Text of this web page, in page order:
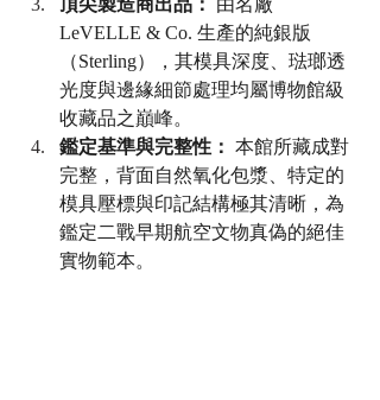
頂尖製造商出品：
由名廠
LeVELLE & Co. 生產的純銀版
（Sterling），其模具深度、琺瑯透
光度與邊緣細節處理均屬博物館級
收藏品之巔峰。
鑑定基準與完整性： 本館所藏成對
完整，背面自然氧化包漿、特定的
模具壓標與印記結構極其清晰，為
鑑定二戰早期航空文物真偽的絕佳
實物範本。